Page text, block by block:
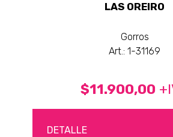
LAS OREIRO
Gorros
Art.: 1-31169
$11.900,00
DETALLE